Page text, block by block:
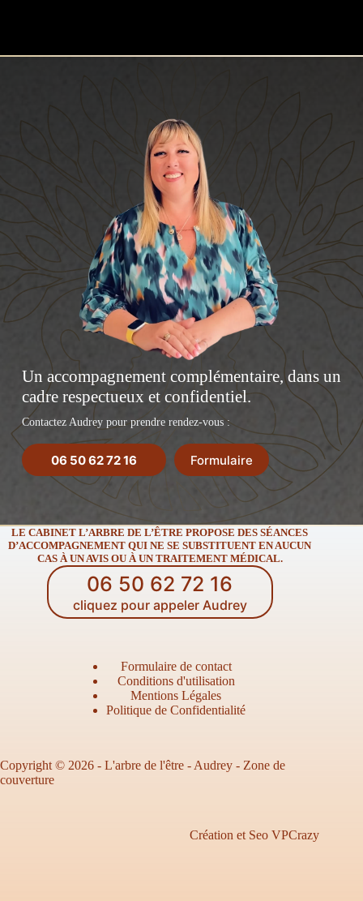
Un accompagnement complémentaire, dans un
cadre respectueux et confidentiel.
Contactez Audrey pour prendre rendez-vous :
06 50 62 72 16 Formulaire
LE CABINET L’ARBRE DE L’ÊTRE PROPOSE DES SÉANCES
D’ACCOMPAGNEMENT QUI NE SE SUBSTITUENT EN AUCUN
CAS À UN AVIS OU À UN TRAITEMENT MÉDICAL.
06 50 62 72 16
cliquez pour appeler Audrey
Formulaire de contact
Conditions d'utilisation
Mentions Légales
Politique de Confidentialité
Copyright © 2026 - L'arbre de l'être - Audrey - Zone de
couverture
Création et Seo VPCrazy